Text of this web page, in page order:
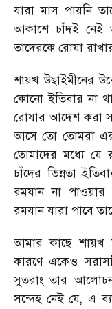
যারা মাস পায়নি
আকাশে চাঁদই নেই
তাদেরকে রোযা
শায়খ উছাইমীনের
কোনো ইতিবার না
রোযার আদেশ করা
আসে তো তোমরা এর
তোমাদের মধ্যে যে
চাঁদের ভিন্নতা
রমযান না
রমযান যারা পাবে
আমার কাছে শায়খ
কারণে একেও
সুতরাং তার
সন্দেহ নেই যে, এ